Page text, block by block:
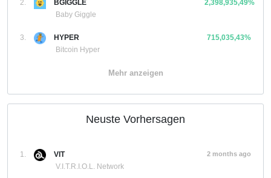
2.
BGIGGLE
Baby Giggle
2,398,935,49%
3.
HYPER
Bitcoin Hyper
715,035,43%
Mehr anzeigen
Neuste Vorhersagen
1.
VIT
V.I.T.R.I.O.L. Network
2 months ago